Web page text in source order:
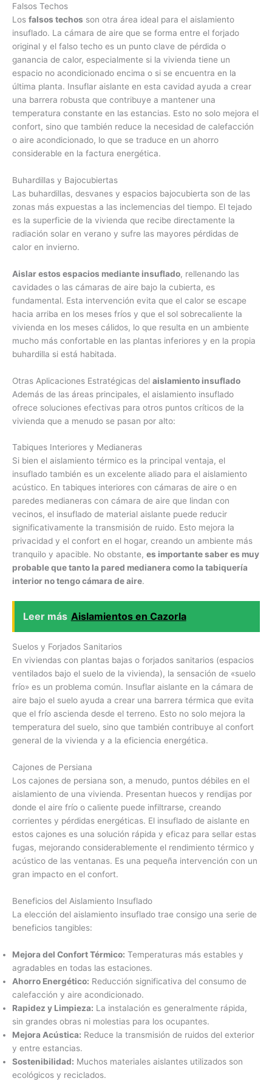
Falsos Techos
Los falsos techos son otra área ideal para el aislamiento
insuflado. La cámara de aire que se forma entre el forjado
original y el falso techo es un punto clave de pérdida o
ganancia de calor, especialmente si la vivienda tiene un
espacio no acondicionado encima o si se encuentra en la
última planta. Insuflar aislante en esta cavidad ayuda a crear
una barrera robusta que contribuye a mantener una
temperatura constante en las estancias. Esto no solo mejora el
confort, sino que también reduce la necesidad de calefacción
o aire acondicionado, lo que se traduce en un ahorro
considerable en la factura energética.
Buhardillas y Bajocubiertas
Las buhardillas, desvanes y espacios bajocubierta son de las
zonas más expuestas a las inclemencias del tiempo. El tejado
es la superficie de la vivienda que recibe directamente la
radiación solar en verano y sufre las mayores pérdidas de
calor en invierno.
Aislar estos espacios mediante insuflado, rellenando las
cavidades o las cámaras de aire bajo la cubierta, es
fundamental. Esta intervención evita que el calor se escape
hacia arriba en los meses fríos y que el sol sobrecaliente la
vivienda en los meses cálidos, lo que resulta en un ambiente
mucho más confortable en las plantas inferiores y en la propia
buhardilla si está habitada.
Otras Aplicaciones Estratégicas del aislamiento insuflado
Además de las áreas principales, el aislamiento insuflado
ofrece soluciones efectivas para otros puntos críticos de la
vivienda que a menudo se pasan por alto:
Tabiques Interiores y Medianeras
Si bien el aislamiento térmico es la principal ventaja, el
insuflado también es un excelente aliado para el aislamiento
acústico. En tabiques interiores con cámaras de aire o en
paredes medianeras con cámara de aire que lindan con
vecinos, el insuflado de material aislante puede reducir
significativamente la transmisión de ruido. Esto mejora la
privacidad y el confort en el hogar, creando un ambiente más
tranquilo y apacible. No obstante, es importante saber es muy
probable que tanto la pared medianera como la tabiquería
interior no tengo cámara de aire.
Leer más Aislamientos en Cazorla
Suelos y Forjados Sanitarios
En viviendas con plantas bajas o forjados sanitarios (espacios
ventilados bajo el suelo de la vivienda), la sensación de «suelo
frío» es un problema común. Insuflar aislante en la cámara de
aire bajo el suelo ayuda a crear una barrera térmica que evita
que el frío ascienda desde el terreno. Esto no solo mejora la
temperatura del suelo, sino que también contribuye al confort
general de la vivienda y a la eficiencia energética.
Cajones de Persiana
Los cajones de persiana son, a menudo, puntos débiles en el
aislamiento de una vivienda. Presentan huecos y rendijas por
donde el aire frío o caliente puede infiltrarse, creando
corrientes y pérdidas energéticas. El insuflado de aislante en
estos cajones es una solución rápida y eficaz para sellar estas
fugas, mejorando considerablemente el rendimiento térmico y
acústico de las ventanas. Es una pequeña intervención con un
gran impacto en el confort.
Beneficios del Aislamiento Insuflado
La elección del aislamiento insuflado trae consigo una serie de
beneficios tangibles:
Mejora del Confort Térmico: Temperaturas más estables y
agradables en todas las estaciones.
Ahorro Energético: Reducción significativa del consumo de
calefacción y aire acondicionado.
Rapidez y Limpieza: La instalación es generalmente rápida,
sin grandes obras ni molestias para los ocupantes.
Mejora Acústica: Reduce la transmisión de ruidos del exterior
y entre estancias.
Sostenibilidad: Muchos materiales aislantes utilizados son
ecológicos y reciclados.